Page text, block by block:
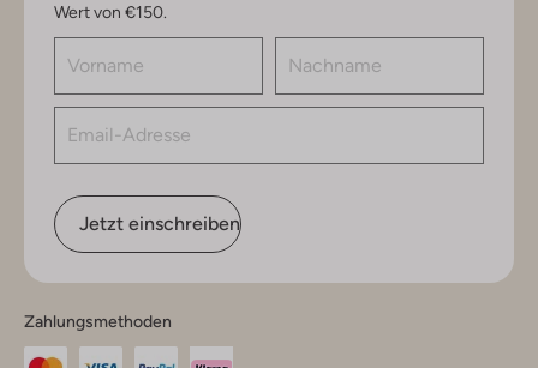
Wert von €150.
Jetzt einschreiben
Zahlungsmethoden